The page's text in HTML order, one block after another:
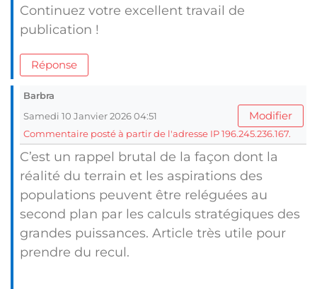
Continuez votre excellent travail de
publication !
Réponse
Barbra
Samedi 10 Janvier 2026 04:51
Modifier
Commentaire posté à partir de l'adresse IP 196.245.236.167.
C’est un rappel brutal de la façon dont la
réalité du terrain et les aspirations des
populations peuvent être reléguées au
second plan par les calculs stratégiques des
grandes puissances. Article très utile pour
prendre du recul.